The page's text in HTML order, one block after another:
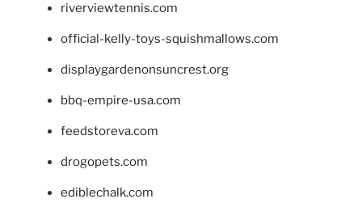
riverviewtennis.com
official-kelly-toys-squishmallows.com
displaygardenonsuncrest.org
bbq-empire-usa.com
feedstoreva.com
drogopets.com
ediblechalk.com